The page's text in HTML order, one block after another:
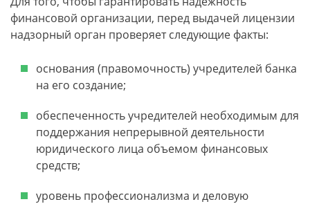
финансовой организации, перед выдачей лицензии
надзорный орган проверяет следующие факты:
основания (правомочность) учредителей банка
на его создание;
обеспеченность учредителей необходимым для
поддержания непрерывной деятельности
юридического лица объемом финансовых
средств;
уровень профессионализма и деловую